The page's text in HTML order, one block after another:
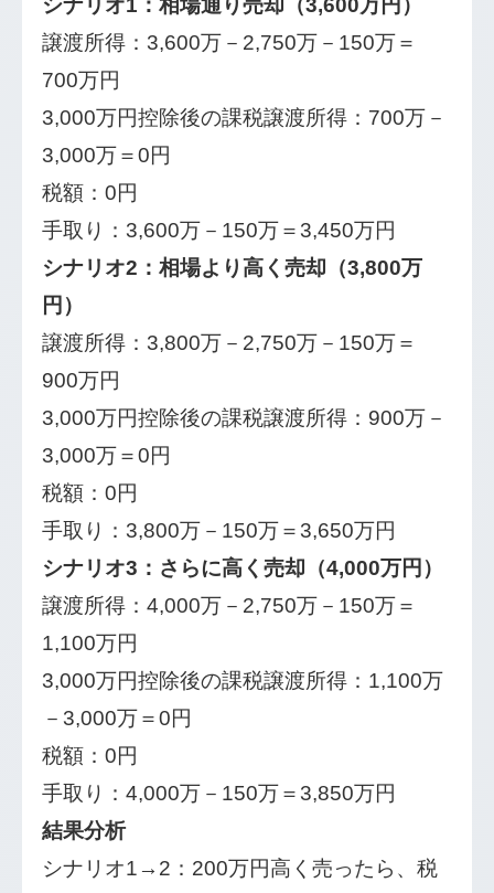
シナリオ1：相場通り売却（3,600万円）
譲渡所得：3,600万－2,750万－150万＝
700万円
3,000万円控除後の課税譲渡所得：700万－
3,000万＝0円
税額：0円
手取り：3,600万－150万＝3,450万円
シナリオ2：相場より高く売却（3,800万
円）
譲渡所得：3,800万－2,750万－150万＝
900万円
3,000万円控除後の課税譲渡所得：900万－
3,000万＝0円
税額：0円
手取り：3,800万－150万＝3,650万円
シナリオ3：さらに高く売却（4,000万円）
譲渡所得：4,000万－2,750万－150万＝
1,100万円
3,000万円控除後の課税譲渡所得：1,100万
－3,000万＝0円
税額：0円
手取り：4,000万－150万＝3,850万円
結果分析
シナリオ1→2：200万円高く売ったら、税